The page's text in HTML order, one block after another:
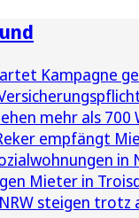
Kampagne
mehr als 700
empfängt
in
Mieter in
steigen